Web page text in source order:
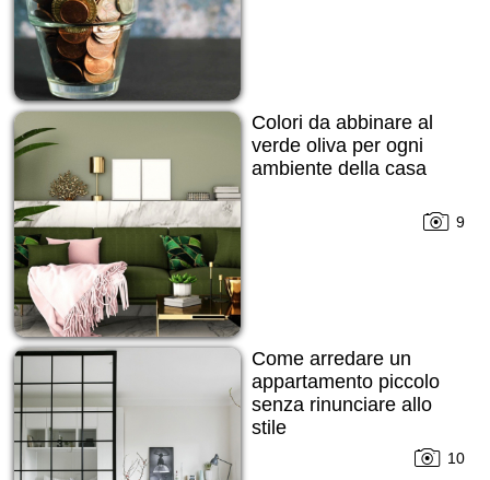
Colori da abbinare al
verde oliva per ogni
ambiente della casa
9
Come arredare un
appartamento piccolo
senza rinunciare allo
stile
10